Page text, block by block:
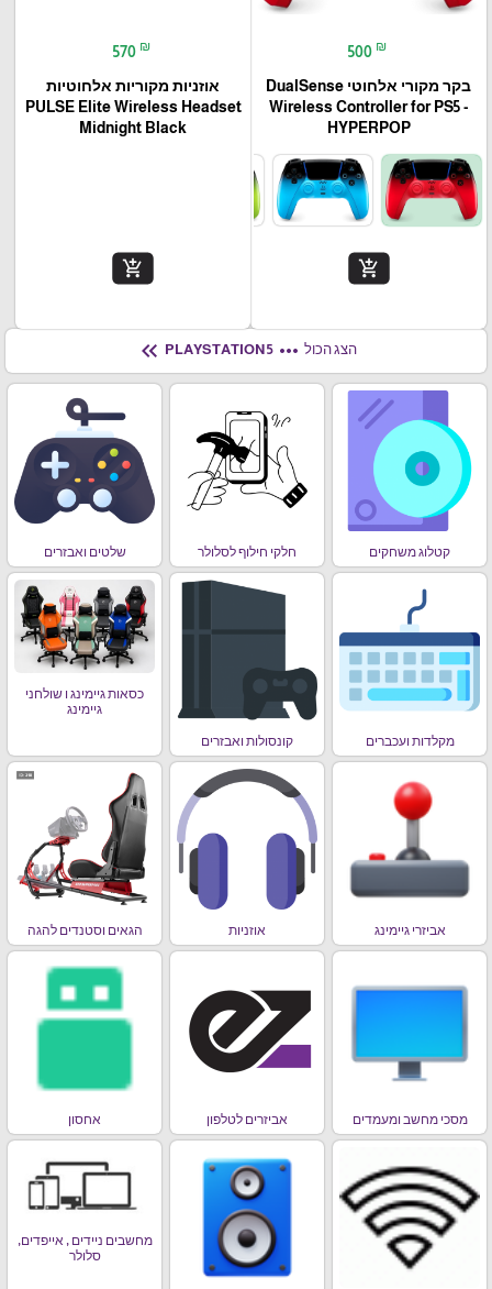
500 ₪
בקר מקורי אלחוטי DualSense
Wireless Controller for PS5 -
HYPERPOP
add_shopping_cart
570 ₪
אוזניות מקוריות אלחוטיות
PULSE Elite Wireless Headset
Midnight Black
add_shopping_cart
הצג הכול more_horiz
PLAYSTATION 5
keyboard_double_arrow_left
קטלוג משחקים חלקי חילוף לסלולר שלטים ואבזרים
מקלדות ועכברים קונסולות ואבזרים
כסאות גיימינג ו שולחני
גיימינג
אביזרי גיימינג אוזניות הגאים וסטנדים להגה
מסכי מחשב ומעמדים אביזרים לטלפון אחסון
מחשבים ניידים , אייפדים,
סלולר